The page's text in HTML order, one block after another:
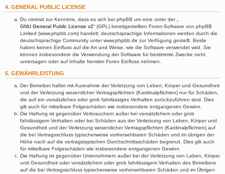
4. GENERAL PUBLIC LICENSE
Du nimmst zur Kenntnis, dass es sich bei phpBB um eine unter der „
GNU General Public License v2“ (GPL) bereitgestellten Foren-Software von phpBB
Limited (www.phpbb.com) handelt; deutschsprachige Informationen werden durch die
deutschsprachige Community unter www.phpbb.de zur Verfügung gestellt. Beide
haben keinen Einfluss auf die Art und Weise, wie die Software verwendet wird. Sie
können insbesondere die Verwendung der Software für bestimmte Zwecke nicht
untersagen oder auf Inhalte fremder Foren Einfluss nehmen.
5. GEWÄHRLEISTUNG
Der Betreiber haftet mit Ausnahme der Verletzung von Leben, Körper und Gesundheit
und der Verletzung wesentlicher Vertragspflichten (Kardinalpflichten) nur für Schäden,
die auf ein vorsätzliches oder grob fahrlässiges Verhalten zurückzuführen sind. Dies
gilt auch für mittelbare Folgeschäden wie insbesondere entgangenen Gewinn.
Die Haftung ist gegenüber Verbrauchern außer bei vorsätzlichem oder grob
fahrlässigem Verhalten oder bei Schäden aus der Verletzung von Leben, Körper und
Gesundheit und der Verletzung wesentlicher Vertragspflichten (Kardinalpflichten) auf
die bei Vertragsschluss typischerweise vorhersehbaren Schäden und im übrigen der
Höhe nach auf die vertragstypischen Durchschnittsschäden begrenzt. Dies gilt auch
für mittelbare Folgeschäden wie insbesondere entgangenen Gewinn.
Die Haftung ist gegenüber Unternehmern außer bei der Verletzung von Leben, Körper
und Gesundheit oder vorsätzlichem oder grob fahrlässigem Verhalten des Betreibers
auf die bei Vertragsschluss typischerweise vorhersehbaren Schäden und im Übrigen